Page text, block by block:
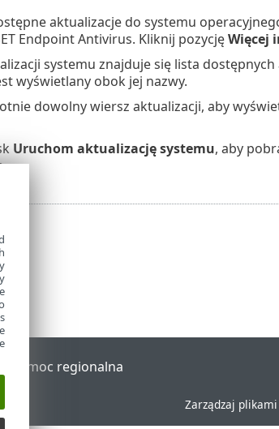
aktualizacje do systemu
Endpoint Antivirus. Kliknij pozycjęWięcej
systemu znajduje się lista
wyświetlany obok jej nazwy.
dowolny wiersz aktualizacji, aby
Uruchom aktualizację systemu, aby
Pomoc regionalna
Zarządzaj